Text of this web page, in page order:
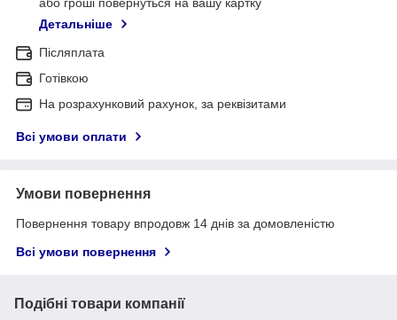
або гроші повернуться на вашу картку
Детальніше
Післяплата
Готівкою
На розрахунковий рахунок, за реквізитами
Всі умови оплати
Умови повернення
Повернення товару впродовж 14 днів за домовленістю
Всі умови повернення
Подібні товари компанії